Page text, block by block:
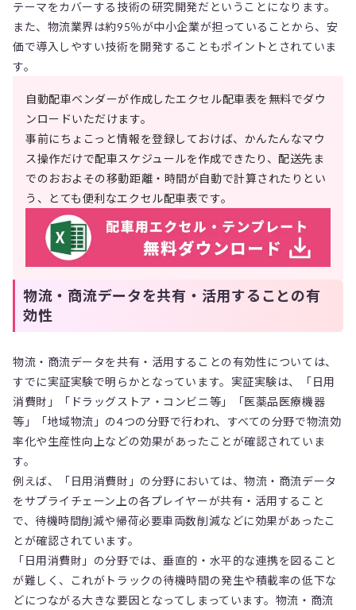
テーマをカバーする技術の研究開発だということになります。
また、物流業界は約95％が中小企業が担っていることから、安
価で導入しやすい技術を開発することもポイントとされていま
す。
自動配車ベンダーが作成したエクセル配車表を無料でダウ
ンロードいただけます。
事前にちょこっと情報を登録しておけば、かんたんなマウ
ス操作だけで配車スケジュールを作成できたり、配送先ま
でのおおよその移動距離・時間が自動で計算されたりとい
う、とても便利なエクセル配車表です。
物流・商流データを共有・活用することの有
効性
物流・商流データを共有・活用することの有効性については、
すでに実証実験で明らかとなっています。実証実験は、「日用
消費財」「ドラッグストア・コンビニ等」「医薬品医療機器
等」「地域物流」の4つの分野で行われ、すべての分野で物流効
率化や生産性向上などの効果があったことが確認されていま
す。
例えば、「日用消費財」の分野においては、物流・商流データ
をサプライチェーン上の各プレイヤーが共有・活用すること
で、待機時間削減や帰荷必要車両数削減などに効果があったこ
とが確認されています。
「日用消費財」の分野では、垂直的・水平的な連携を図ること
が難しく、これがトラックの待機時間の発生や積載率の低下な
どにつながる大きな要因となってしまっています。物流・商流